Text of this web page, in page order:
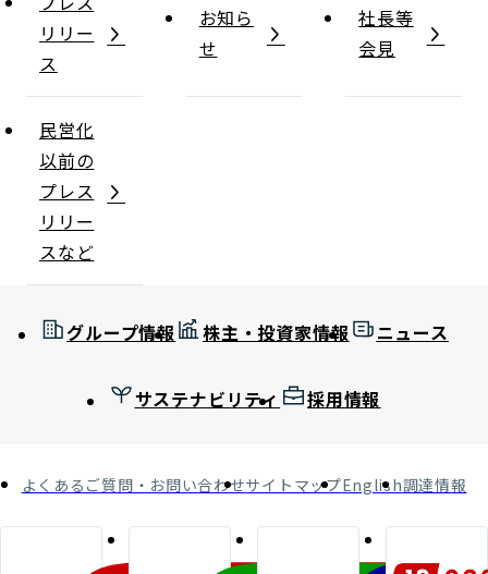
リリー
ス
お知ら
せ
社長等
会見
民営化
以前の
プレス
リリー
スなど
グループ情報 株主・投資家情報 ニュース
サステナビリティ 採用情報
よくあるご質問・お問い合わせサイトマップEnglish調達情報